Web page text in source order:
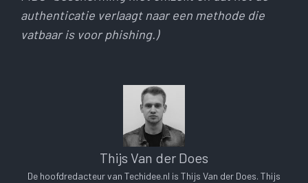
authenticatie verlaagt naar een methode die
vatbaar is voor phishing.)
Thijs Van der Does
De hoofdredacteur van Techidee.nl is Thijs Van der Does. Thijs